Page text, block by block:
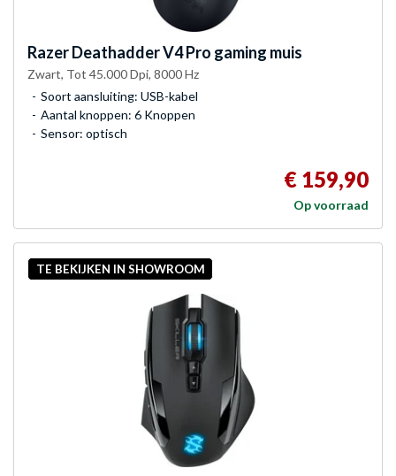
RazerDeathadder V4 Pro gaming muis
Zwart, Tot 45.000 Dpi, 8000 Hz
Soort aansluiting: USB-kabel
Aantal knoppen: 6 Knoppen
Sensor: optisch
€ 159,90
Op voorraad
TE BEKIJKEN IN SHOWROOM